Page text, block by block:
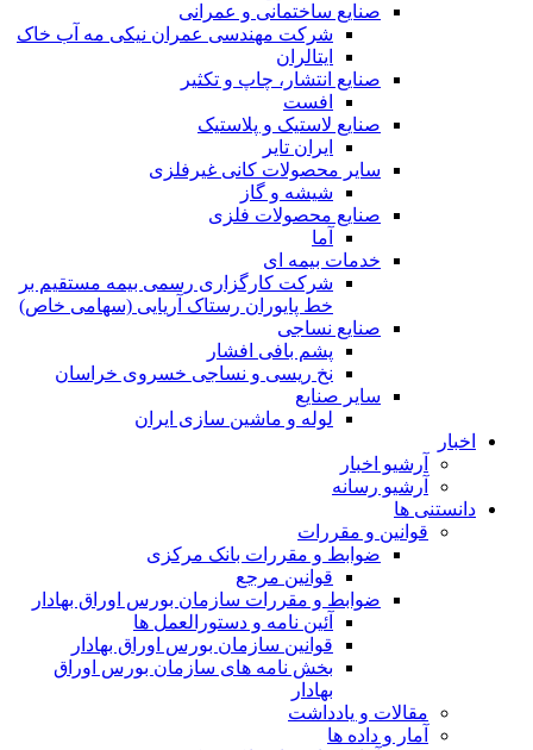
صنایع ساختمانی و عمرانی
شرکت مهندسی عمران نیکی مه آب خاک
ایتالران
صنایع انتشار، چاپ و تکثير
افست
صنایع لاستیک و پلاستیک
ایران تایر
ساير محصولات كانی غيرفلزی
شیشه و گاز
صنایع محصولات فلزی
آما
خدمات بیمه ای
شرکت کارگزاری رسمی بیمه مستقیم بر
خط پایوران رستاک آریایی (سهامی خاص)
صنایع نساجی
پشم بافی افشار
نخ ریسی و نساجی خسروی خراسان
سایر صنایع
لوله و ماشین سازی ایران
اخبار
آرشیو اخبار
آرشیو رسانه
دانستنی ها
قوانین و مقررات
ضوابط و مقررات بانک مرکزی
قوانين مرجع
ضوابط و مقررات سازمان بورس اوراق بهادار
آئین نامه و دستورالعمل ها
قوانین سازمان بورس اوراق بهادار
بخش نامه های سازمان بورس اوراق
بهادار
مقالات و یادداشت
آمار و داده ها